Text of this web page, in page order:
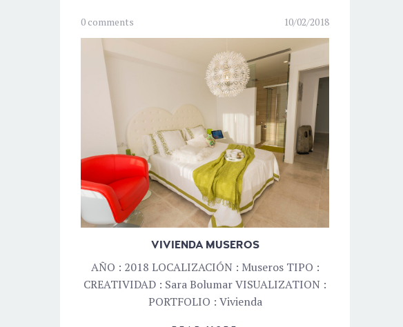
0 comments 10/02/2018
VIVIENDA MUSEROS
AÑO : 2018 LOCALIZACIÓN : Museros TIPO :
CREATIVIDAD : Sara Bolumar VISUALIZATION :
PORTFOLIO : Vivienda